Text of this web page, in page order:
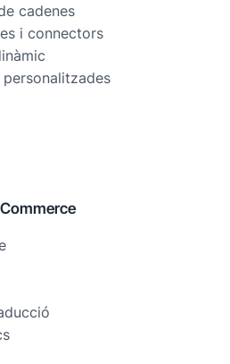
cadenes
i connectors